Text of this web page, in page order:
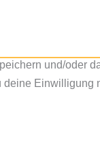
und/oder
Einwilligung